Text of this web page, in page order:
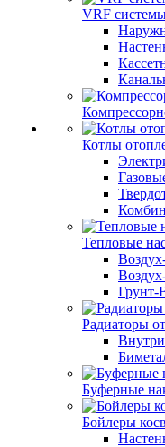
VRF
Котлы
Тепловые
Грунт-
Радиаторы
Буферные
Бойлеры